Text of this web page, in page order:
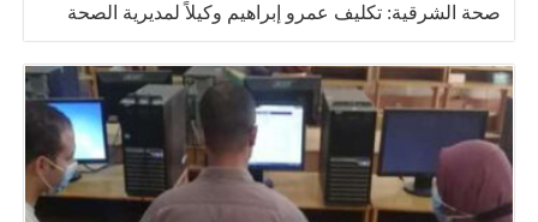
صحة الشرقية: تكليف عمرو إبراهيم وكيلاً لمديرية الصحة